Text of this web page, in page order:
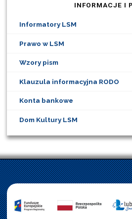
INFORMACJE I
Informatory LSM
Prawo w LSM
Wzory pism
Klauzula informacyjna RODO
Konta bankowe
Dom Kultury LSM